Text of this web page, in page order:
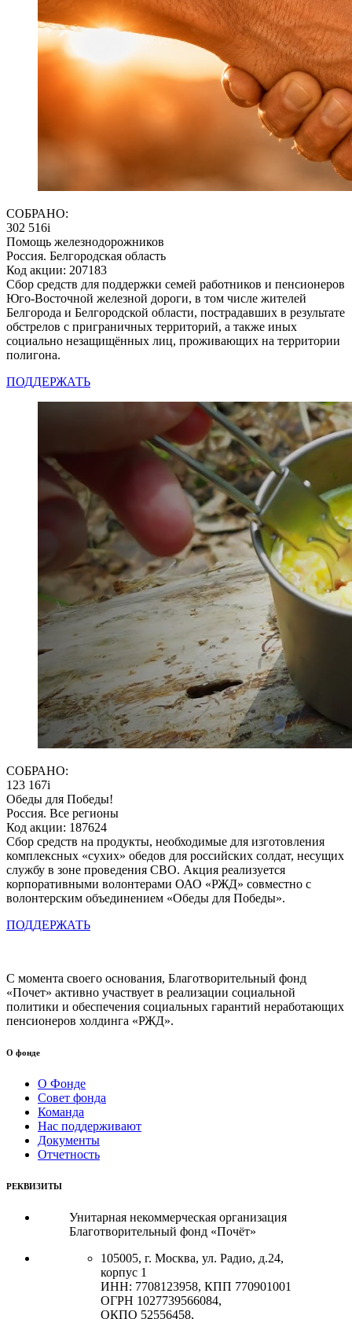
СОБРАНО:
302 516i
Помощь железнодорожников
Россия. Белгородская область
Код акции: 207183
Сбор средств для поддержки семей работников и пенсионеров
Юго-Восточной железной дороги, в том числе жителей
Белгорода и Белгородской области, пострадавших в результате
обстрелов с приграничных территорий, а также иных
социально незащищённых лиц, проживающих на территории
полигона.
ПОДДЕРЖАТЬ
СОБРАНО:
123 167i
Обеды для Победы!
Россия. Все регионы
Код акции: 187624
Сбор средств на продукты, необходимые для изготовления
комплексных «сухих» обедов для российских солдат, несущих
службу в зоне проведения СВО. Акция реализуется
корпоративными волонтерами ОАО «РЖД» совместно с
волонтерским объединением «Обеды для Победы».
ПОДДЕРЖАТЬ
С момента своего основания, Благотворительный фонд
«Почет» активно участвует в реализации социальной
политики и обеспечения социальных гарантий неработающих
пенсионеров холдинга «РЖД».
О фонде
О Фонде
Совет фонда
Команда
Нас поддерживают
Документы
Отчетность
РЕКВИЗИТЫ
Унитарная некоммерческая организация
Благотворительный фонд «Почёт»
105005, г. Москва, ул. Радио, д.24,
корпус 1
ИНН: 7708123958, КПП 770901001
ОГРН 1027739566084,
ОКПО 52556458,